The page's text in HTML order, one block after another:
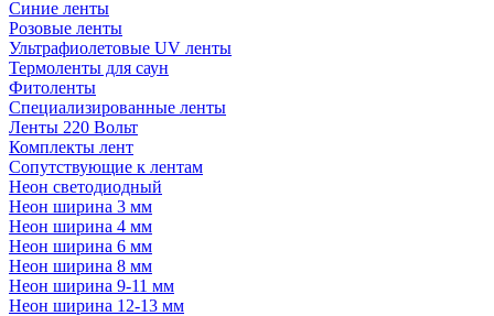
Синие ленты
Розовые ленты
Ультрафиолетовые UV ленты
Термоленты для саун
Фитоленты
Специализированные ленты
Ленты 220 Вольт
Комплекты лент
Сопутствующие к лентам
Неон светодиодный
Неон ширина 3 мм
Неон ширина 4 мм
Неон ширина 6 мм
Неон ширина 8 мм
Неон ширина 9-11 мм
Неон ширина 12-13 мм